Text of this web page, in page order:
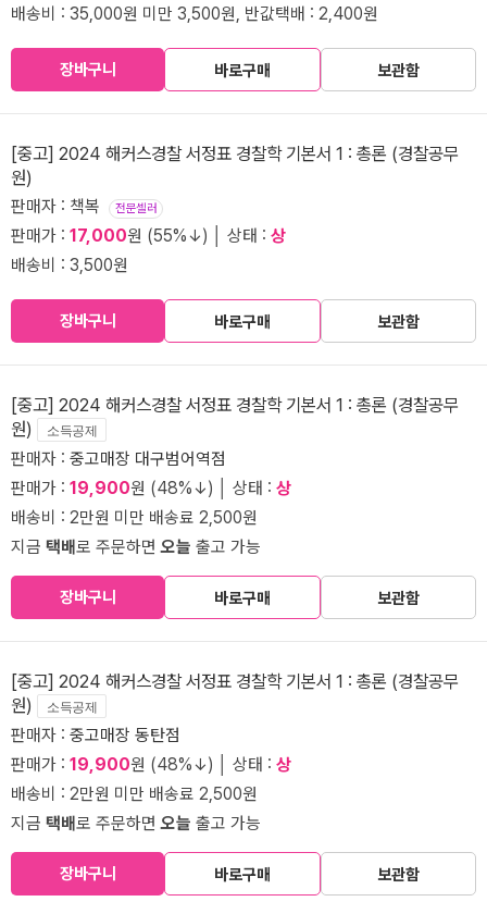
배송비 : 35,000원 미만 3,500원, 반값택배 : 2,400원
장바구니 바로구매 보관함
[중고] 2024 해커스경찰 서정표 경찰학 기본서 1 : 총론 (경찰공무
원)
판매자 : 책복 전문셀러
판매가 : 17,000원 (55%↓) │ 상태 : 상
배송비 : 3,500원
장바구니 바로구매 보관함
[중고] 2024 해커스경찰 서정표 경찰학 기본서 1 : 총론 (경찰공무
원)
소득공제
판매자 : 중고매장 대구범어역점
판매가 : 19,900원 (48%↓) │ 상태 : 상
배송비 : 2만원 미만 배송료 2,500원
지금 택배로 주문하면오늘 출고 가능
장바구니 바로구매 보관함
[중고] 2024 해커스경찰 서정표 경찰학 기본서 1 : 총론 (경찰공무
원)
소득공제
판매자 : 중고매장 동탄점
판매가 : 19,900원 (48%↓) │ 상태 : 상
배송비 : 2만원 미만 배송료 2,500원
지금 택배로 주문하면오늘 출고 가능
장바구니 바로구매 보관함